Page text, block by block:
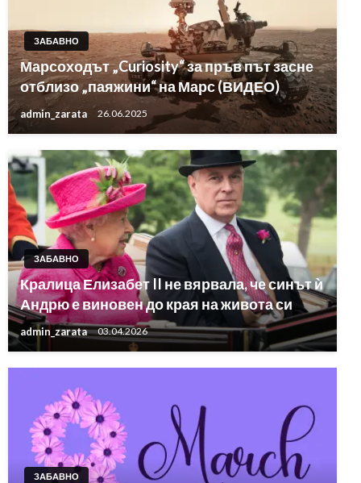
ЗАБАВНО
Марсоходът „Curiosity“ за пръв път засне
отблизо „паяжини“ на Марс (ВИДЕО)
admin_zarata 26.06.2025
ЗАБАВНО
Кралица Елизабет II не вярвала, че синът ѝ
Андрю е виновен до края на живота си
admin_zarata 03.04.2026
ЗАБАВНО